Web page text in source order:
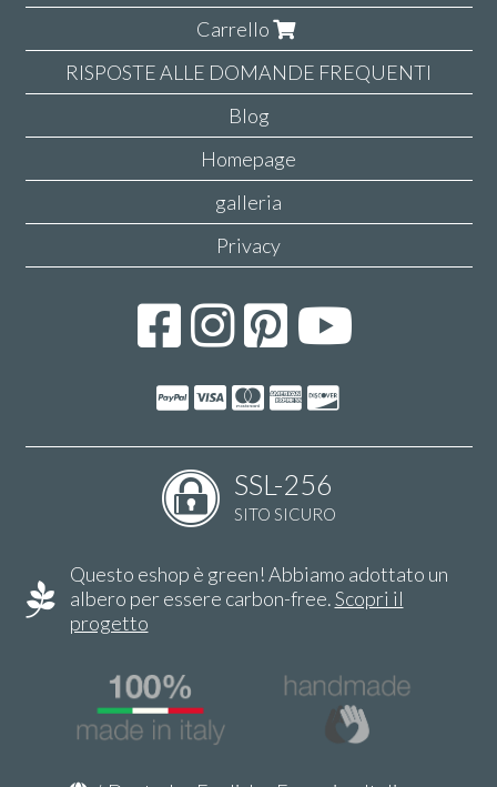
Carrello
RISPOSTE ALLE DOMANDE FREQUENTI
Blog
Homepage
galleria
Privacy
SSL-256
SITO SICURO
Questo eshop è green! Abbiamo adottato un
albero per essere carbon-free.Scopri il
progetto